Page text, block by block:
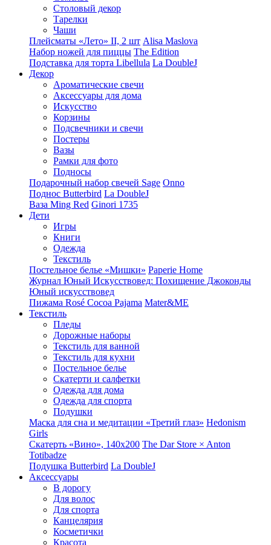
Столовый декор
Тарелки
Чаши
Плейсматы «Лето» II, 2 шт Alisa Maslova
Набор ножей для пиццы The Edition
Подставка для торта Libellula La DoubleJ
Декор
Ароматические свечи
Аксессуары для дома
Искусство
Корзины
Подсвечники и свечи
Постеры
Вазы
Рамки для фото
Подносы
Подарочный набор свечей Sage Onno
Поднос Butterbird La DoubleJ
Ваза Ming Red Ginori 1735
Дети
Игры
Книги
Одежда
Текстиль
Постельное белье «Мишки» Paperie Home
Журнал Юный Искусствовед: Похищение Джоконды
Юный искусствовед
Пижама Rosé Cocoa Pajama Mater&ME
Текстиль
Пледы
Дорожные наборы
Текстиль для ванной
Текстиль для кухни
Постельное белье
Скатерти и салфетки
Одежда для дома
Одежда для спорта
Подушки
Маска для сна и медитации «Третий глаз» Hedonism
Girls
Скатерть «Вино», 140х200 The Dar Store × Anton
Totibadze
Подушка Butterbird La DoubleJ
Аксессуары
В дорогу
Для волос
Для спорта
Канцелярия
Косметички
Красота